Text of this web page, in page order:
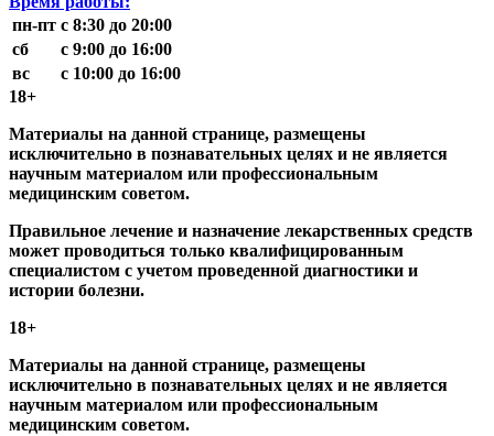
пн-пт с 8:30 до 20:00
сб
с 9:00 до 16:00
вс
с 10:00 до 16:00
18+
Материалы на данной странице, размещены
исключительно в познавательных целях и не является
научным материалом или профессиональным
медицинским советом.
Правильное лечение и назначение лекарственных средств
может проводиться только квалифицированным
специалистом с учетом проведенной диагностики и
истории болезни.
18+
Материалы на данной странице, размещены
исключительно в познавательных целях и не является
научным материалом или профессиональным
медицинским советом.